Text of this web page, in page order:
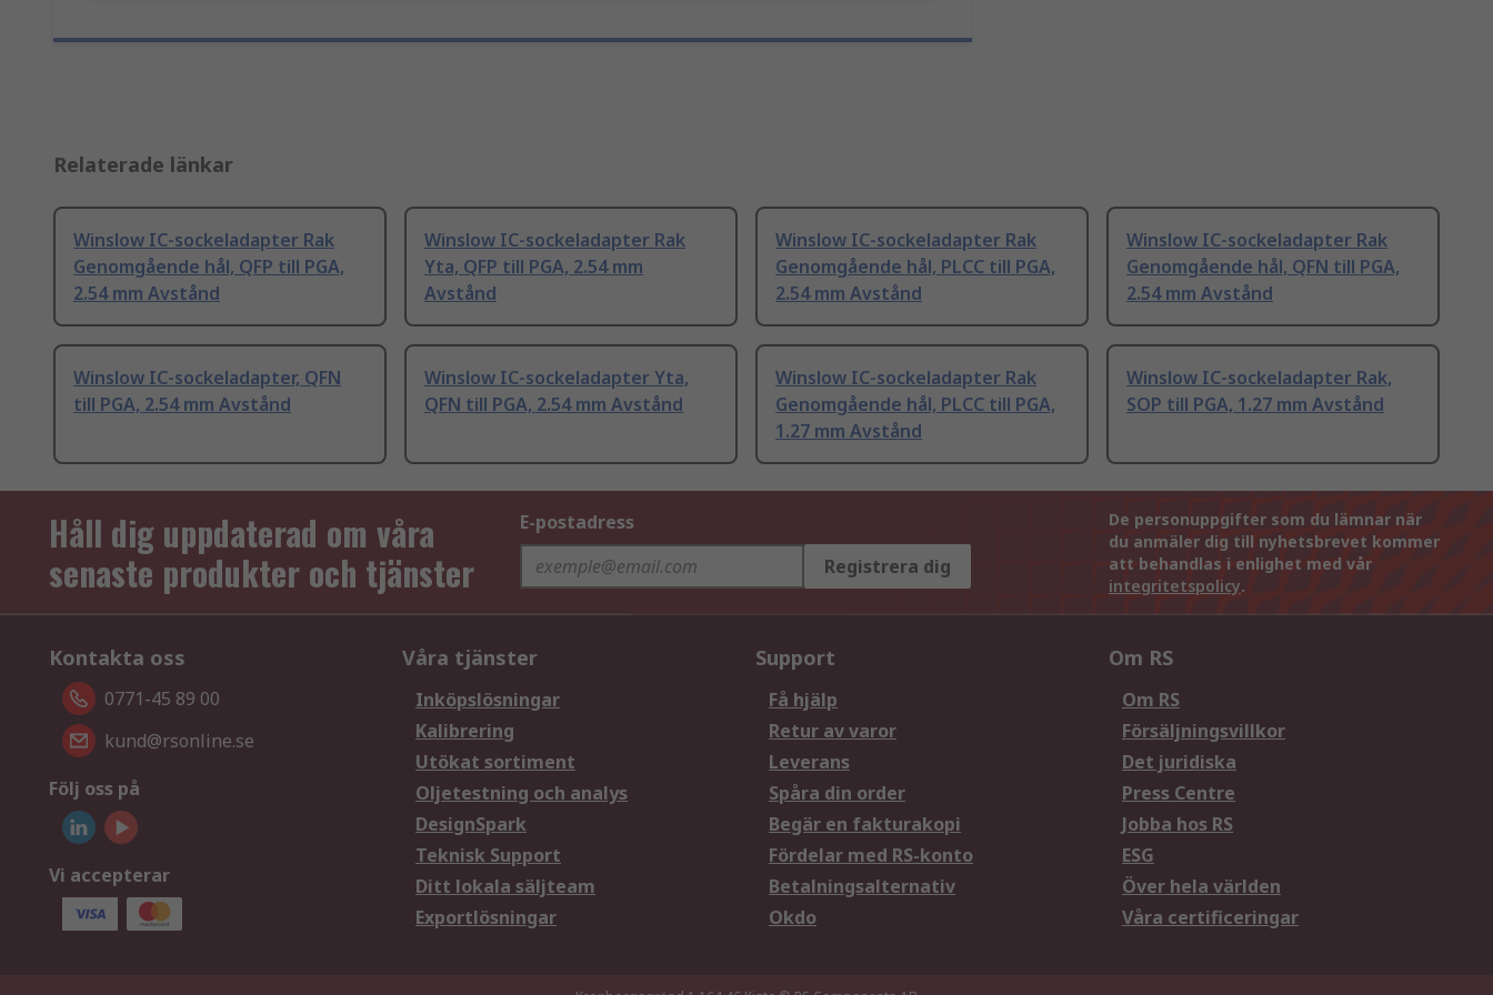
Relaterade länkar
Winslow IC-sockeladapter Rak
Genomgående hål, QFP till PGA,
2.54 mm Avstånd
Winslow IC-sockeladapter Rak
Yta, QFP till PGA, 2.54 mm
Avstånd
Winslow IC-sockeladapter Rak
Genomgående hål, PLCC till PGA,
2.54 mm Avstånd
Winslow IC-sockeladapter Rak
Genomgående hål, QFN till PGA,
2.54 mm Avstånd
Winslow IC-sockeladapter, QFN
till PGA, 2.54 mm Avstånd
Winslow IC-sockeladapter Yta,
QFN till PGA, 2.54 mm Avstånd
Winslow IC-sockeladapter Rak
Genomgående hål, PLCC till PGA,
1.27 mm Avstånd
Winslow IC-sockeladapter Rak,
SOP till PGA, 1.27 mm Avstånd
Håll dig uppdaterad om våra
senaste produkter och tjänster
E-postadress
Registrera dig
De personuppgifter som du lämnar när
du anmäler dig till nyhetsbrevet kommer
att behandlas i enlighet med vår
integritetspolicy.
Kontakta oss
0771-45 89 00
kund@rsonline.se
Följ oss på
Vi accepterar
Våra tjänster
Inköpslösningar
Kalibrering
Utökat sortiment
Oljetestning och analys
DesignSpark
Teknisk Support
Ditt lokala säljteam
Exportlösningar
Support
Få hjälp
Retur av varor
Leverans
Spåra din order
Begär en fakturakopi
Fördelar med RS-konto
Betalningsalternativ
Okdo
Om RS
Om RS
Försäljningsvillkor
Det juridiska
Press Centre
Jobba hos RS
ESG
Över hela världen
Våra certificeringar